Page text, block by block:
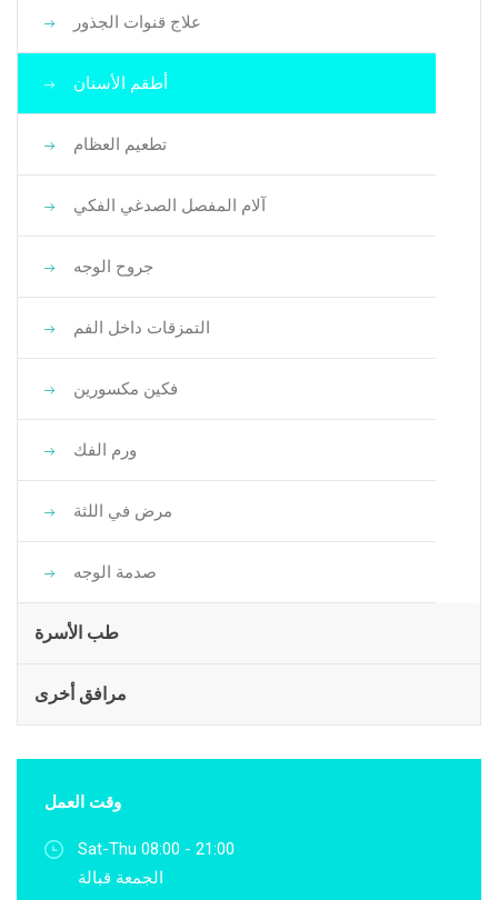
علاج قنوات الجذور
أطقم الأسنان
تطعيم العظام
آلام المفصل الصدغي الفكي
جروح الوجه
التمزقات داخل الفم
فكين مكسورين
ورم الفك
مرض في اللثة
صدمة الوجه
طب الأسرة
مرافق أخرى
وقت العمل
Sat-Thu 08:00 - 21:00
الجمعة قبالة